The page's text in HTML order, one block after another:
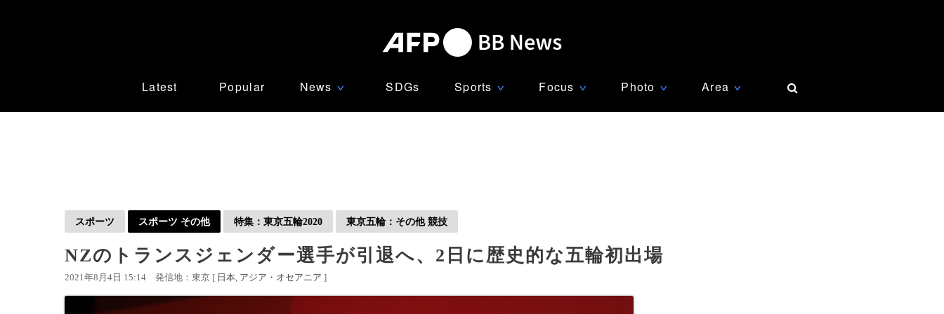
Latest Popular News ∨ SDGs Sports ∨ Focus ∨ Photo ∨ Area ∨
スポーツ スポーツ その他 特集：東京五輪2020 東京五輪：その他 競技
NZのトランスジェンダー選手が引退へ、2日に歴史的な五輪初出場
2021年8月4日 15:14 発信地：東京 [ 日本 アジア・オセアニア ]